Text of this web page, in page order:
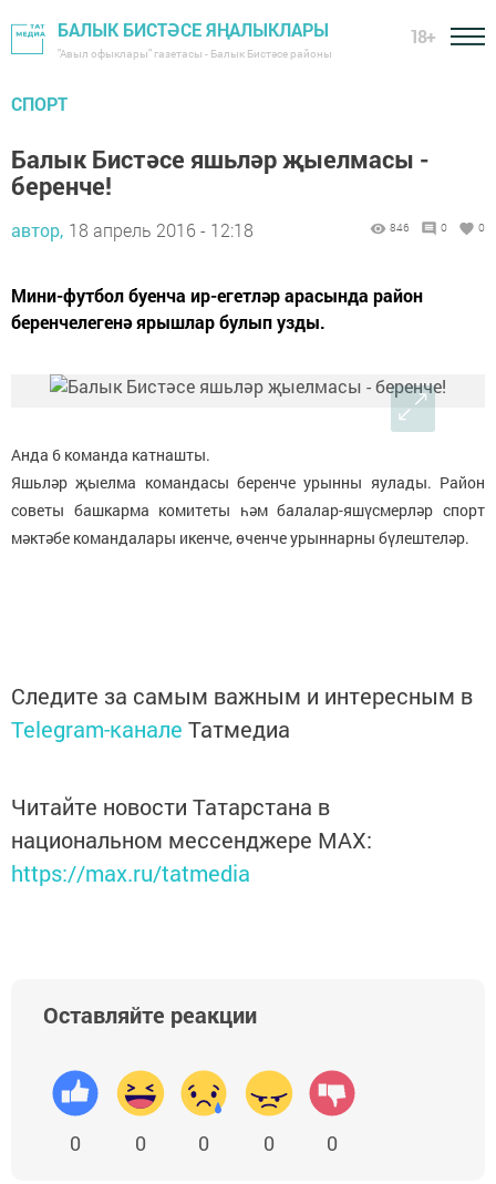
БАЛЫК БИСТӘСЕ ЯҢАЛЫКЛАРЫ
"Авыл офыклары" газетасы - Балык Бистәсе районы
18+
СПОРТ
Балык Бистәсе яшьләр җыелмасы -
беренче!
автор, 18 апрель 2016 - 12:18 846 0 0
Мини-футбол буенча ир-егетләр арасында район
беренчелегенә ярышлар булып узды.
Анда 6 команда катнашты.
Яшьләр җыелма командасы беренче урынны яулады. Район
советы башкарма комитеты һәм балалар-яшүсмерләр спорт
мәктәбе командалары икенче, өченче урыннарны бүлештеләр.
Следите за самым важным и интересным в
Telegram-канале Татмедиа
Читайте новости Татарстана в
национальном мессенджере MАХ:
https://max.ru/tatmedia
Оставляйте реакции
0 0 0 0 0